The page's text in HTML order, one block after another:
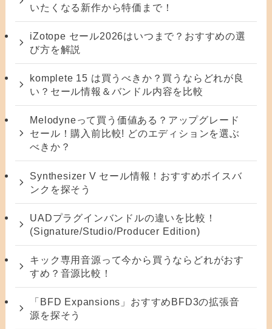
いたくなる新作から特価まで！
iZotope セール2026はいつまで？おすすめの選
び方を解説
komplete 15 は買うべきか？買うならどれが良
い？セール情報＆バンドル内容を比較
Melodyneって買う価値ある？アップグレード
セール！購入前比較! どのエディションを選ぶ
べきか？
Synthesizer V セール情報！おすすめボイスバ
ンクを探そう
UADプラグインバンドルの違いを比較！
(Signature/Studio/Producer Edition)
キック専用音源って今から買うならどれがおす
すめ？音源比較！
「BFD Expansions」おすすめBFD3の拡張音
源を探そう